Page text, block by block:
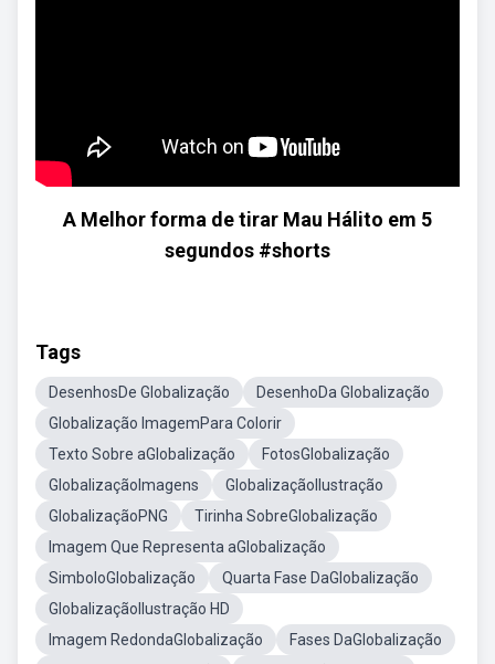
A Melhor forma de tirar Mau Hálito em 5
segundos #shorts
Tags
DesenhosDe Globalização
DesenhoDa Globalização
Globalização ImagemPara Colorir
Texto Sobre aGlobalização
FotosGlobalização
GlobalizaçãoImagens
GlobalizaçãoIlustração
GlobalizaçãoPNG
Tirinha SobreGlobalização
Imagem Que Representa aGlobalização
SimboloGlobalização
Quarta Fase DaGlobalização
GlobalizaçãoIlustração HD
Imagem RedondaGlobalização
Fases DaGlobalização